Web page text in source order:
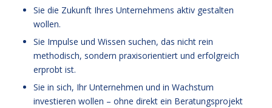
Sie die Zukunft Ihres Unternehmens aktiv gestalten
wollen.
Sie Impulse und Wissen suchen, das nicht rein
methodisch, sondern praxisorientiert und erfolgreich
erprobt ist.
Sie in sich, Ihr Unternehmen und in Wachstum
investieren wollen – ohne direkt ein Beratungsprojekt